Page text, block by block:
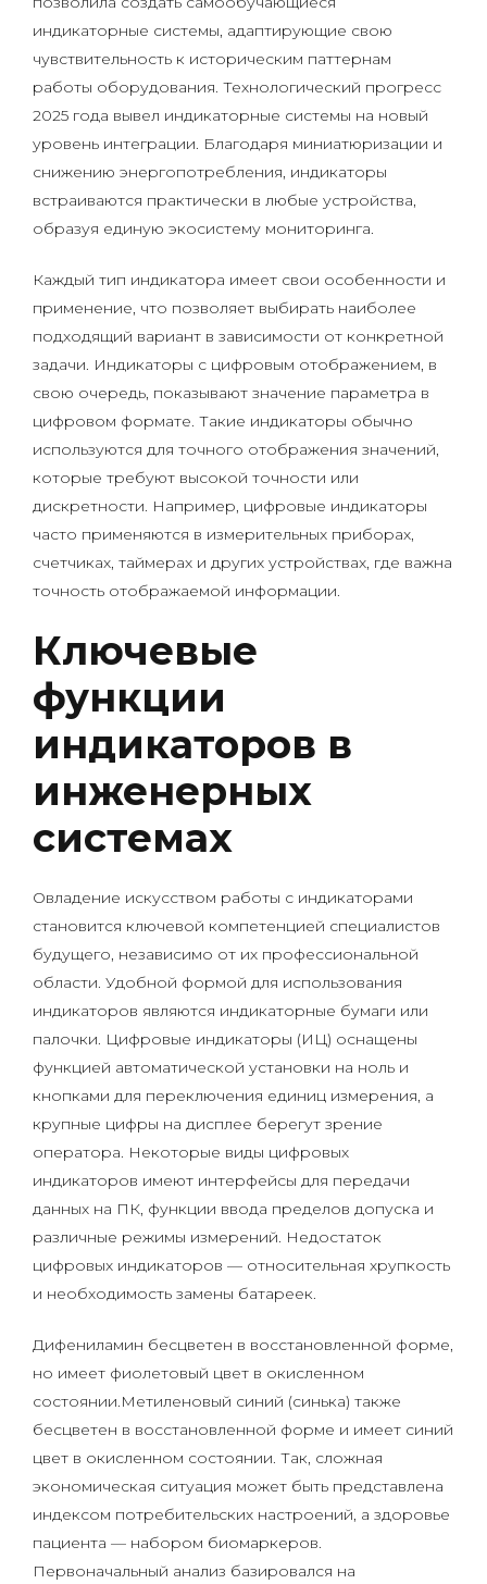
индикаторные системы, адаптирующие свою
чувствительность к историческим паттернам
работы оборудования. Технологический прогресс
2025 года вывел индикаторные системы на новый
уровень интеграции. Благодаря миниатюризации и
снижению энергопотребления, индикаторы
встраиваются практически в любые устройства,
образуя единую экосистему мониторинга.
Каждый тип индикатора имеет свои особенности и
применение, что позволяет выбирать наиболее
подходящий вариант в зависимости от конкретной
задачи. Индикаторы с цифровым отображением, в
свою очередь, показывают значение параметра в
цифровом формате. Такие индикаторы обычно
используются для точного отображения значений,
которые требуют высокой точности или
дискретности. Например, цифровые индикаторы
часто применяются в измерительных приборах,
счетчиках, таймерах и других устройствах, где важна
точность отображаемой информации.
Ключевые
функции
индикаторов в
инженерных
системах
Овладение искусством работы с индикаторами
становится ключевой компетенцией специалистов
будущего, независимо от их профессиональной
области. Удобной формой для использования
индикаторов являются индикаторные бумаги или
палочки. Цифровые индикаторы (ИЦ) оснащены
функцией автоматической установки на ноль и
кнопками для переключения единиц измерения, а
крупные цифры на дисплее берегут зрение
оператора. Некоторые виды цифровых
индикаторов имеют интерфейсы для передачи
данных на ПК, функции ввода пределов допуска и
различные режимы измерений. Недостаток
цифровых индикаторов — относительная хрупкость
и необходимость замены батареек.
Дифениламин бесцветен в восстановленной форме,
но имеет фиолетовый цвет в окисленном
состоянии.Метиленовый синий (синька) также
бесцветен в восстановленной форме и имеет синий
цвет в окисленном состоянии. Так, сложная
экономическая ситуация может быть представлена
индексом потребительских настроений, а здоровье
пациента — набором биомаркеров.
Первоначальный анализ базировался на